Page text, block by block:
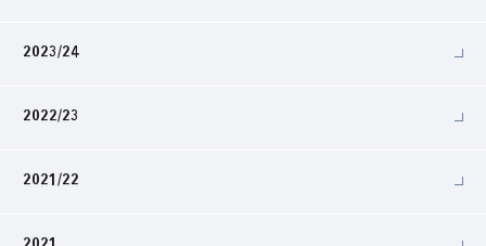
2023/24
2022/23
2021/22